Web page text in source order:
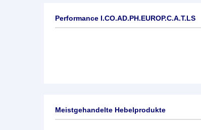
Performance I.CO.AD.PH.EUROP.C.A.T.LS
Meistgehandelte Hebelprodukte